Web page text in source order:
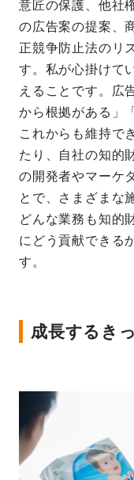
意匠の保護、他社
の広告案の提案、
正競争防止法のリ
す。私が心掛けて
えることです。広
から根拠がある」
これからも維持で
たり、自社の知的
の開発者やマーケ
とで、さまざまな
どんな業務も知的
にどう貢献できる
す。
成長するき